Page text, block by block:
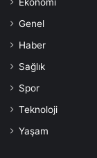
Genel
Haber
Sağlık
Spor
Teknoloji
Yaşam